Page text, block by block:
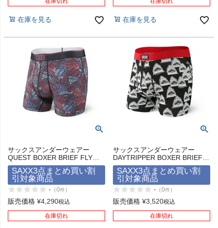
在庫を見る 在庫を見る
サックスアンダーウェアー
QUEST BOXER BRIEF FLY
SAXX UNDERWEAR
SAXX3点まとめ買い割
引対象商品
- （0件）
販売価格 ¥4,290税込
在庫切れ
サックスアンダーウェアー
DAYTRIPPER BOXER BRIEF
FLY SAXX UNDERWEAR
SAXX3点まとめ買い割
引対象商品
- （0件）
販売価格 ¥3,520税込
在庫切れ